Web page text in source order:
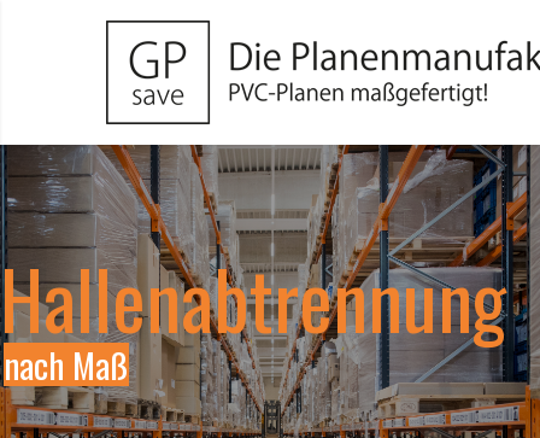
Hallenabtrennung
nach Maß